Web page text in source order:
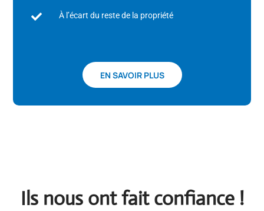
 À l’écart du reste de la propriété
EN SAVOIR PLUS
Ils nous ont fait confiance !